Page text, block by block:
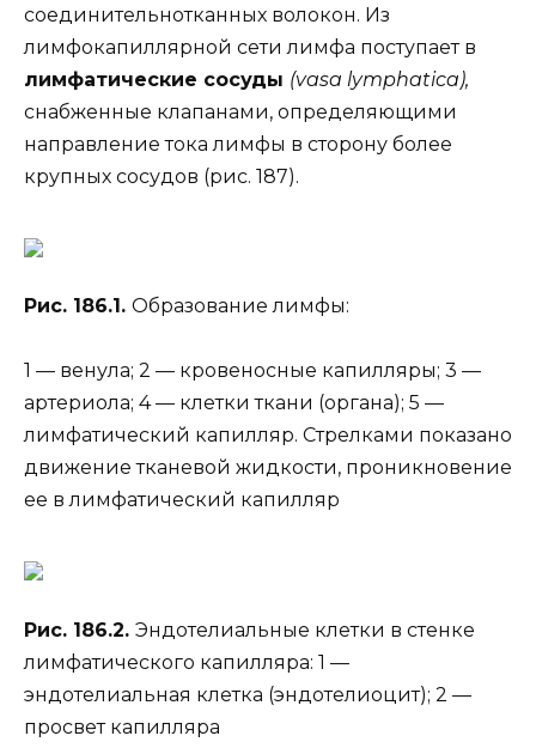
соединительнотканных волокон. Из
лимфокапиллярной сети лимфа поступает в
лимфатические сосуды (vasa lymphatica),
снабженные клапанами, определяющими
направление тока лимфы в сторону более
крупных сосудов (рис. 187).
Рис. 186.1. Образование лимфы:
1 — венула; 2 — кровеносные капилляры; 3 —
артериола; 4 — клетки ткани (органа); 5 —
лимфатический капилляр. Стрелками показано
движение тканевой жидкости, проникновение
ее в лимфатический капилляр
Рис. 186.2. Эндотелиальные клетки в стенке
лимфатического капилляра: 1 —
эндотелиальная клетка (эндотелиоцит); 2 —
просвет капилляра